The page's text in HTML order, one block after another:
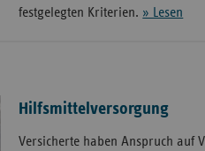
festgelegten Kriterien. » Lesen
Hilfsmittelversorgung
Versicherte haben Anspruch auf